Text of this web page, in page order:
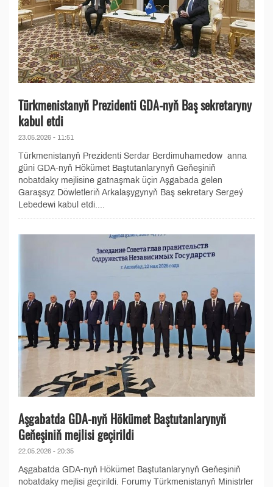
Türkmenistanyň Prezidenti GDA-nyň Baş sekretaryny
kabul etdi
23.05.2026 - 11:51
Türkmenistanyň Prezidenti Serdar Berdimuhamedow anna
güni GDA-nyň Hökümet Baştutanlarynyň Geňeşiniň
nobatdaky mejlisine gatnaşmak üçin Aşgabada gelen
Garaşsyz Döwletleriň Arkalaşygynyň Baş sekretary Sergeý
Lebedewi kabul etdi....
Aşgabatda GDA-nyň Hökümet Baştutanlarynyň
Geňeşiniň mejlisi geçirildi
22.05.2026 - 20:35
Aşgabatda GDA-nyň Hökümet Baştutanlarynyň Geňeşiniň
nobatdaky mejlisi geçirildi. Forumy Türkmenistanyň Ministrler